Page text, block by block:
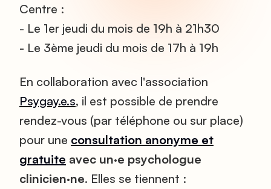
Centre :
- Le 1er jeudi du mois de 19h à 21h30
- Le 3ème jeudi du mois de 17h à 19h
En collaboration avec l'association
Psygay.e.s, il est possible de prendre
rendez-vous (par téléphone ou sur place)
pour une consultation anonyme et
gratuite avec un·e psychologue
clinicien·ne. Elles se tiennent :